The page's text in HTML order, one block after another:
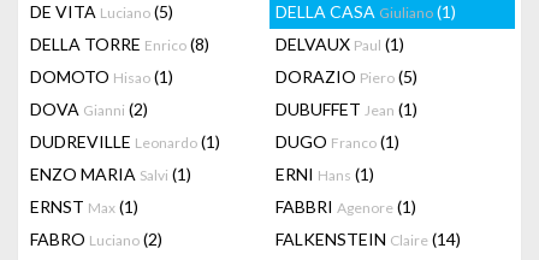
DE VITA Luciano (5) DELLA CASA Giuliano (1)
DELLA TORRE Enrico (8) DELVAUX Paul (1)
DOMOTO Hisao (1) DORAZIO Piero (5)
DOVA Gianni (2) DUBUFFET Jean (1)
DUDREVILLE Leonardo (1) DUGO Franco (1)
ENZO MARIA Salvi (1) ERNI Hans (1)
ERNST Max (1) FABBRI Agenore (1)
FABRO Luciano (2) FALKENSTEIN Claire (14)